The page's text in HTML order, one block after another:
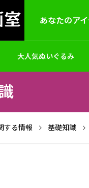
あなたのア
大人気ぬいぐるみ
＆ODM
する情報 基礎知識